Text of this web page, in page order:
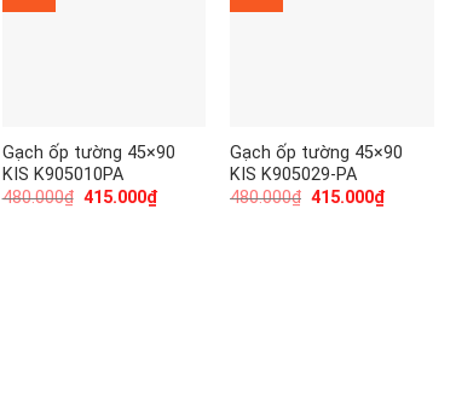
Gạch ốp tường 45×90
KIS K905010PA
480.000₫ 415.000₫
Gạch ốp tường 45×90
KIS K905029-PA
480.000₫ 415.000₫